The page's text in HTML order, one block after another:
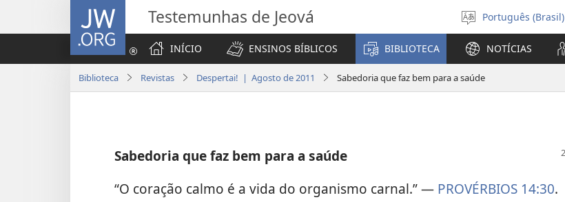
JW.ORG Testemunhas de Jeová
Selecione
o
idioma
Português (Brasil)
INÍCIO
ENSINOS BÍBLICOS BIBLIOTECA NOTÍCIAS
Biblioteca Revistas Despertai! | Agosto de 2011 Sabedoria que faz bem para a saúde
Sabedoria que faz bem para a saúde
“O coração calmo é a vida do organismo carnal.” — PROVÉRBIOS 14:30.